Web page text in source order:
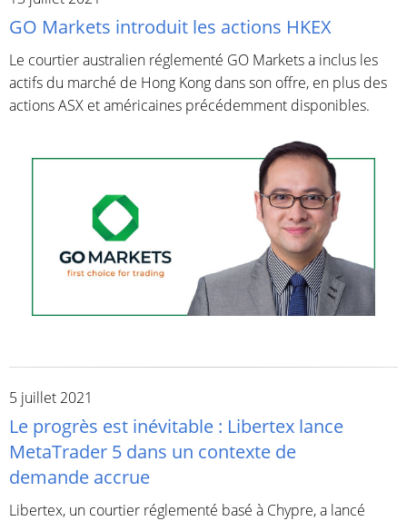
GO Markets introduit les actions HKEX
Le courtier australien réglementé GO Markets a inclus les
actifs du marché de Hong Kong dans son offre, en plus des
actions ASX et américaines précédemment disponibles.
5 juillet 2021
Le progrès est inévitable : Libertex lance
MetaTrader 5 dans un contexte de
demande accrue
Libertex, un courtier réglementé basé à Chypre, a lancé